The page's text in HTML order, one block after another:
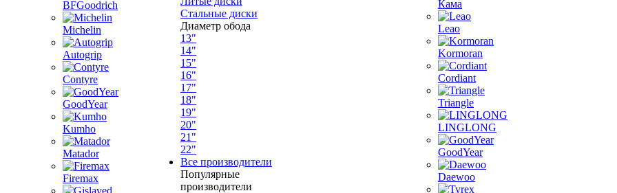
BFGoodrich
Michelin
Autogrip
Contyre
GoodYear
Kumho
Matador
Firemax
Стальные диски
Диаметр обода
13"
14"
15"
16"
17"
18"
19"
20"
21"
22"
Все производители
Популярные
производители
Кама
Leao
Kormoran
Cordiant
Triangle
LINGLONG
GoodYear
Daewoo